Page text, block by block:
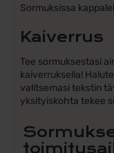
Sormuksissa
Kaiverrus
Tee sormuksestasi
kaiverruksella!
valitsemasi tekstin
yksityiskohta tekee